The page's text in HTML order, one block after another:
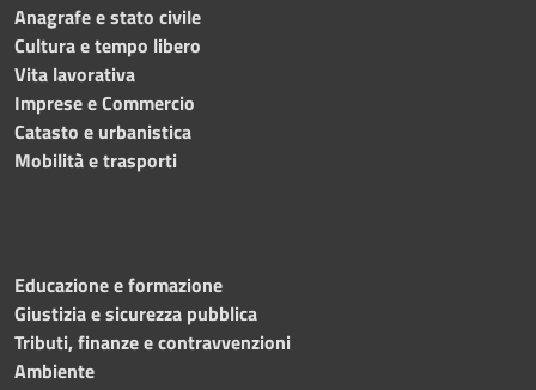
Anagrafe e stato civile
Cultura e tempo libero
Vita lavorativa
Imprese e Commercio
Catasto e urbanistica
Mobilità e trasporti
Educazione e formazione
Giustizia e sicurezza pubblica
Tributi, finanze e contravvenzioni
Ambiente